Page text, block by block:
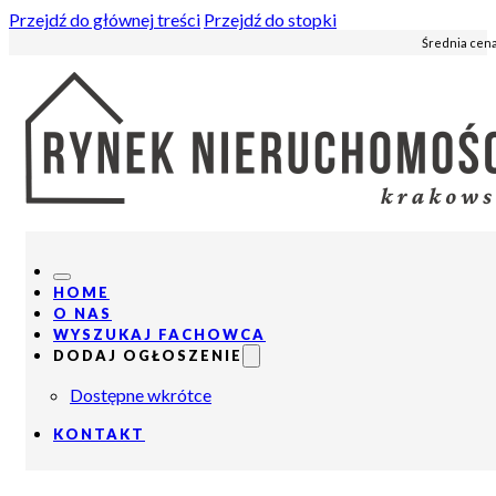
Przejdź do głównej treści Przejdź do stopki
Średnia
HOME
O NAS
WYSZUKAJ FACHOWCA
DODAJ OGŁOSZENIE
Dostępne wkrótce
KONTAKT